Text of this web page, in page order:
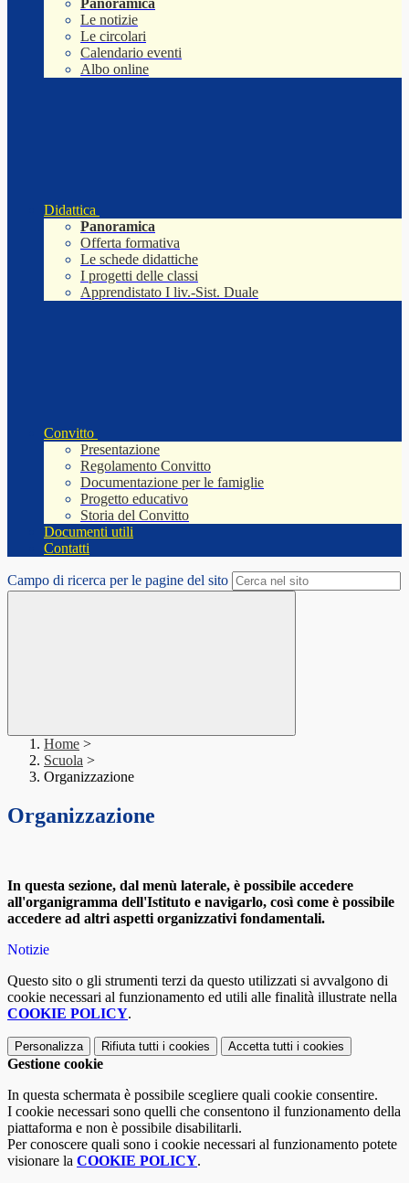
Panoramica
Le notizie
Le circolari
Calendario eventi
Albo online
Didattica
Panoramica
Offerta formativa
Le schede didattiche
I progetti delle classi
Apprendistato I liv.-Sist. Duale
Convitto
Presentazione
Regolamento Convitto
Documentazione per le famiglie
Progetto educativo
Storia del Convitto
Documenti utili
Contatti
Campo di ricerca per le pagine del sito
Home >
Scuola >
Organizzazione
Organizzazione
In questa sezione, dal menù laterale, è possibile accedere
all'organigramma dell'Istituto e navigarlo, così come è possibile
accedere ad altri aspetti organizzativi fondamentali.
Notizie
Questo sito o gli strumenti terzi da questo utilizzati si avvalgono di
cookie necessari al funzionamento ed utili alle finalità illustrate nella
COOKIE POLICY.
Personalizza Rifiuta tutti i cookies Accetta tutti i cookies
Gestione cookie
In questa schermata è possibile scegliere quali cookie consentire.
I cookie necessari sono quelli che consentono il funzionamento della
piattaforma e non è possibile disabilitarli.
Per conoscere quali sono i cookie necessari al funzionamento potete
visionare la COOKIE POLICY.